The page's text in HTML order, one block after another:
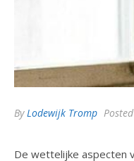
By Lodewijk Tromp Posted
De wettelijke aspecten